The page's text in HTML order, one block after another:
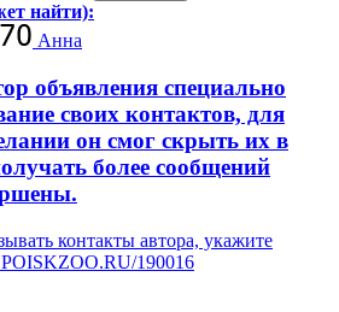
найти):
Анна
специально
своих контактов, для
он смог скрыть их в
более сообщений
контакты автора, укажите
190016